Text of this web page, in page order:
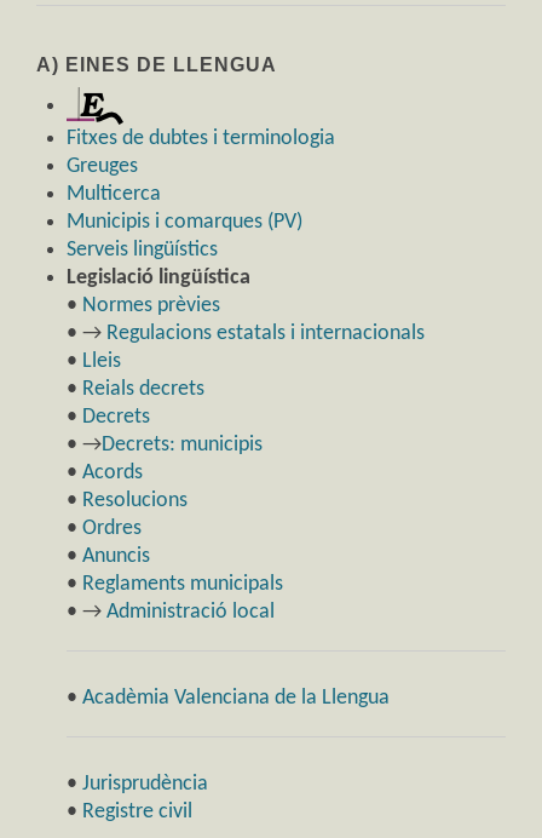
A) EINES DE LLENGUA
Fitxes de dubtes i terminologia
Greuges
Multicerca
Municipis i comarques (PV)
Serveis lingüístics
Legislació lingüística
• Normes prèvies
• → Regulacions estatals i internacionals
• Lleis
• Reials decrets
• Decrets
• →Decrets: municipis
• Acords
• Resolucions
• Ordres
• Anuncis
• Reglaments municipals
• → Administració local
• Acadèmia Valenciana de la Llengua
• Jurisprudència
• Registre civil